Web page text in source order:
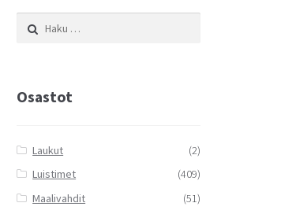
Haku:
Osastot
Laukut
(2)
Luistimet
(409)
Maalivahdit
(51)